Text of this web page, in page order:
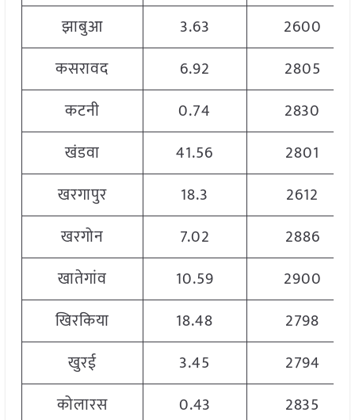
झाबुआ
3.63
2600
कसरावद
6.92
2805
कटनी
0.74
2830
खंडवा
41.56
2801
खरगापुर
18.3
2612
खरगोन
7.02
2886
खातेगांव
10.59
2900
खिरकिया
18.48
2798
खुरई
3.45
2794
कोलारस
0.43
2835